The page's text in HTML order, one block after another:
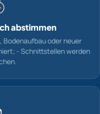
abstimmen
Bodenaufbau oder neuer
- Schnittstellen werden